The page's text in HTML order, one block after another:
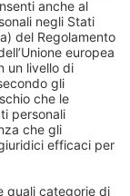
| UNI78F (50
tende da sole
manutenzione